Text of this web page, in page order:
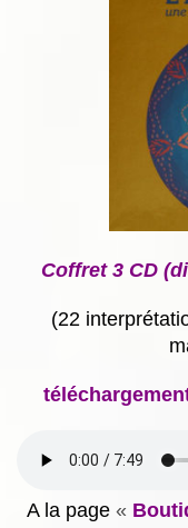
Coffret 3 CD
(22
A la page «